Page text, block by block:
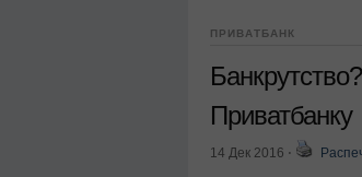
ПРИВАТБАНК
Приватбанку
14 Дек 2016 ⋅